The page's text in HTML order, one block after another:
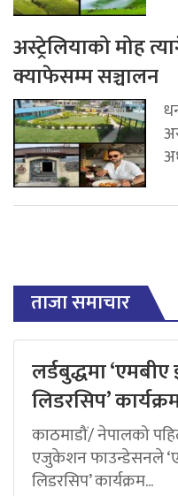
अस्ट्रेलियाको मोह
क्याफेसम्म सञ्चालन
ताजा समाचार
लर्डबुद्धमा
लिडरसिप’
काठमाडौं/ नेपालको
एजुकेशन फाउन्डेसनले
लिडरसिप’ कार्यक्रम...